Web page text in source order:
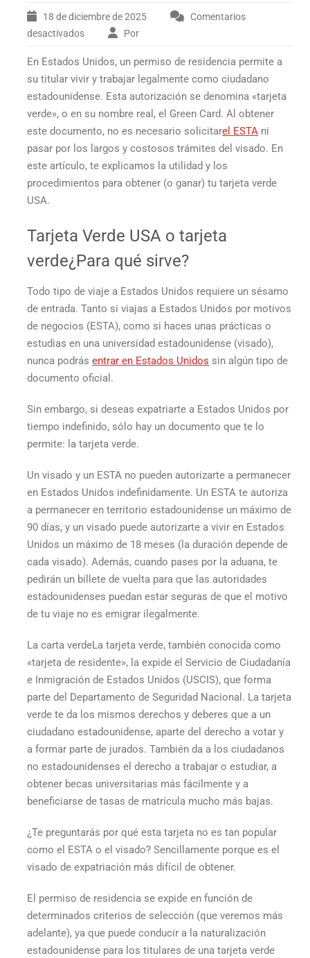
18 de diciembre de 2025
Comentarios
desactivadosen
obtengo
la
tarjeta
EE.UU.?
Por
En Estados Unidos, un permiso de residencia permite a
su titular vivir y trabajar legalmente como ciudadano
estadounidense. Esta autorización se denomina «tarjeta
verde», o en su nombre real, el Green Card. Al obtener
este documento, no es necesario solicitarel ESTA ni
pasar por los largos y costosos trámites del visado. En
este artículo, te explicamos la utilidad y los
procedimientos para obtener (o ganar) tu tarjeta verde
USA.
Tarjeta Verde USA o tarjeta
verde¿Para qué sirve?
Todo tipo de viaje a Estados Unidos requiere un sésamo
de entrada. Tanto si viajas a Estados Unidos por motivos
de negocios (ESTA), como si haces unas prácticas o
estudias en una universidad estadounidense (visado),
nunca podrás entrar en Estados Unidos sin algún tipo de
documento oficial.
Sin embargo, si deseas expatriarte a Estados Unidos por
tiempo indefinido, sólo hay un documento que te lo
permite: la tarjeta verde.
Un visado y un ESTA no pueden autorizarte a permanecer
en Estados Unidos indefinidamente. Un ESTA te autoriza
a permanecer en territorio estadounidense un máximo de
90 días, y un visado puede autorizarte a vivir en Estados
Unidos un máximo de 18 meses (la duración depende de
cada visado). Además, cuando pases por la aduana, te
pedirán un billete de vuelta para que las autoridades
estadounidenses puedan estar seguras de que el motivo
de tu viaje no es emigrar ilegalmente.
La carta verdeLa tarjeta verde, también conocida como
«tarjeta de residente», la expide el Servicio de Ciudadanía
e Inmigración de Estados Unidos (USCIS), que forma
parte del Departamento de Seguridad Nacional. La tarjeta
verde te da los mismos derechos y deberes que a un
ciudadano estadounidense, aparte del derecho a votar y
a formar parte de jurados. También da a los ciudadanos
no estadounidenses el derecho a trabajar o estudiar, a
obtener becas universitarias más fácilmente y a
beneficiarse de tasas de matrícula mucho más bajas.
¿Te preguntarás por qué esta tarjeta no es tan popular
como el ESTA o el visado? Sencillamente porque es el
visado de expatriación más difícil de obtener.
El permiso de residencia se expide en función de
determinados criterios de selección (que veremos más
adelante), ya que puede conducir a la naturalización
estadounidense para los titulares de una tarjeta verde